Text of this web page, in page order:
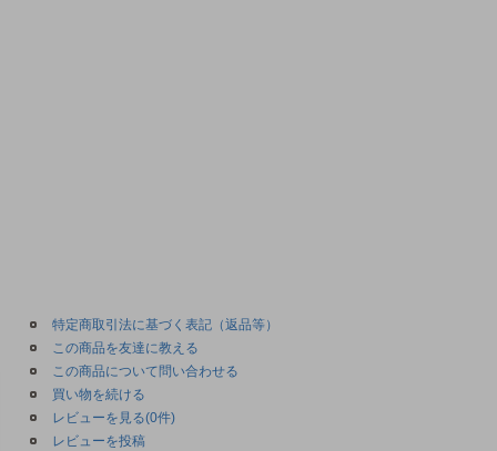
特定商取引法に基づく表記（返品等）
この商品を友達に教える
この商品について問い合わせる
買い物を続ける
レビューを見る(0件)
レビューを投稿